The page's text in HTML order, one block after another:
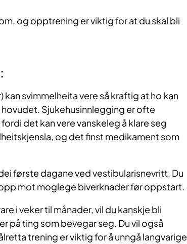
og opptrening er viktig for at du skal bli
kan svimmelheita vere så kraftig at ho kan
Sjukehusinnlegging er ofte
det kan vere vanskeleg å klare seg
og det finst medikament som
første dagane ved vestibularisnevritt. Du
mot moglege biverknader før oppstart.
i veker til månader, vil du kanskje bli
på ting som bevegar seg. Du vil også
trening er viktig for å unngå langvarige